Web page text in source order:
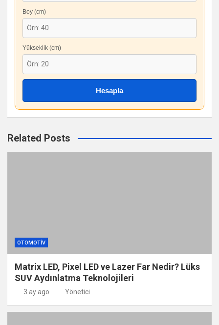
Boy (cm)
Yükseklik (cm)
Hesapla
Related Posts
OTOMOTIV
Matrix LED, Pixel LED ve Lazer Far Nedir? Lüks
SUV Aydınlatma Teknolojileri
3 ay ago Yönetici